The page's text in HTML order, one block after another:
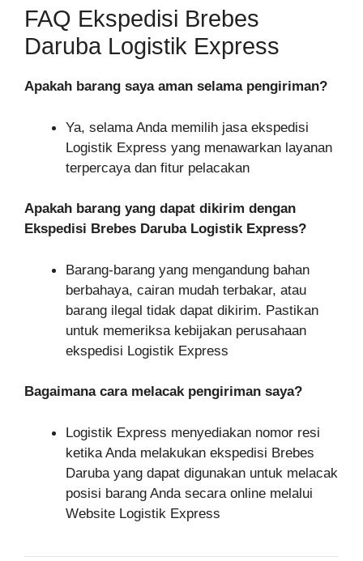
FAQ Ekspedisi Brebes
Daruba Logistik Express
Apakah barang saya aman selama pengiriman?
Ya, selama Anda memilih jasa ekspedisi
Logistik Express yang menawarkan layanan
terpercaya dan fitur pelacakan
Apakah barang yang dapat dikirim dengan
Ekspedisi Brebes Daruba Logistik Express?
Barang-barang yang mengandung bahan
berbahaya, cairan mudah terbakar, atau
barang ilegal tidak dapat dikirim. Pastikan
untuk memeriksa kebijakan perusahaan
ekspedisi Logistik Express
Bagaimana cara melacak pengiriman saya?
Logistik Express menyediakan nomor resi
ketika Anda melakukan ekspedisi Brebes
Daruba yang dapat digunakan untuk melacak
posisi barang Anda secara online melalui
Website Logistik Express